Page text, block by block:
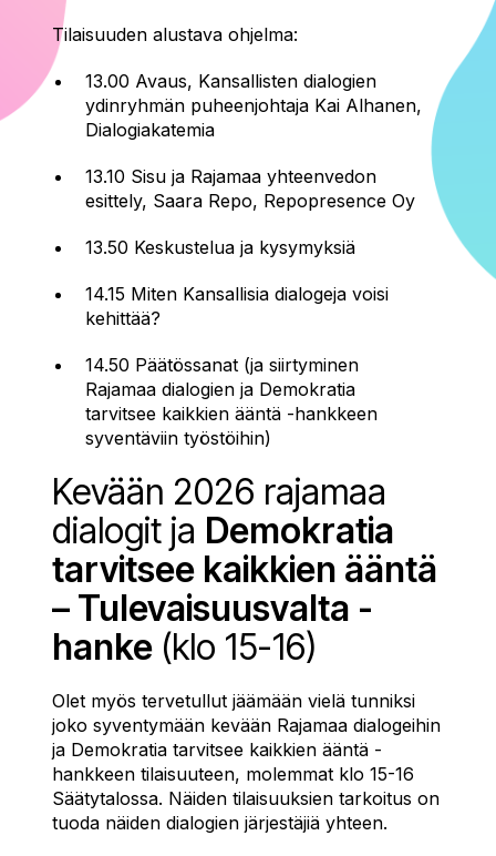
Tilaisuuden alustava ohjelma:
13.00 Avaus, Kansallisten dialogien
ydinryhmän puheenjohtaja Kai Alhanen,
Dialogiakatemia
13.10 Sisu ja Rajamaa yhteenvedon
esittely, Saara Repo, Repopresence Oy
13.50 Keskustelua ja kysymyksiä
14.15 Miten Kansallisia dialogeja voisi
kehittää?
14.50 Päätössanat (ja siirtyminen
Rajamaa dialogien ja Demokratia
tarvitsee kaikkien ääntä -hankkeen
syventäviin työstöihin)
Kevään 2026 rajamaa
dialogit ja Demokratia
tarvitsee kaikkien ääntä
– Tulevaisuusvalta -
hanke (klo 15-16)
Olet myös tervetullut jäämään vielä tunniksi
joko syventymään kevään Rajamaa dialogeihin
ja Demokratia tarvitsee kaikkien ääntä -
hankkeen tilaisuuteen, molemmat klo 15-16
Säätytalossa. Näiden tilaisuuksien tarkoitus on
tuoda näiden dialogien järjestäjiä yhteen.